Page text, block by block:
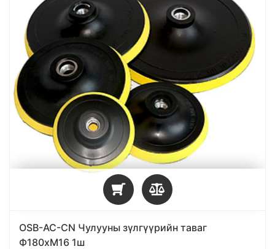
OSB-AC-CN Чулууны зүлгүүрийн таваг
Ф180xM16 1ш